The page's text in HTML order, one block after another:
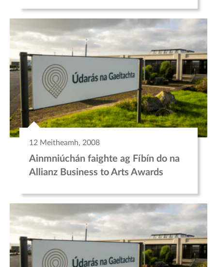
12 Meitheamh, 2008
Ainmniúchán faighte ag Fíbín do na
Allianz Business to Arts Awards